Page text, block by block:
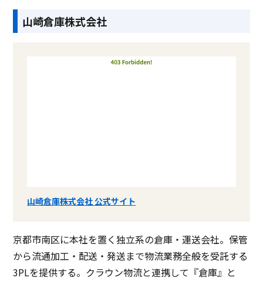
山崎倉庫株式会社
山崎倉庫株式会社 公式サイト
京都市南区に本社を置く独立系の倉庫・運送会社。保管
から流通加工・配送・発送まで物流業務全般を受託する
3PLを提供する。クラウン物流と連携して『倉庫』と